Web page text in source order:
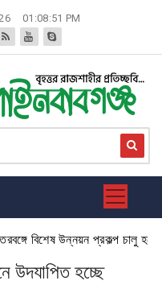
01:08:52 PM
বিশেষ উন্নয়ন প্রকল্প চালু হতে
উদযাপিত হচ্ছে